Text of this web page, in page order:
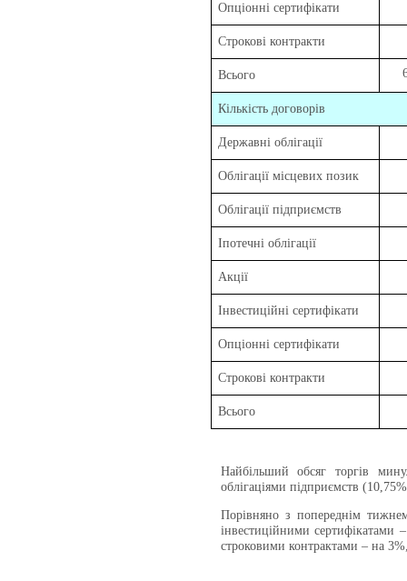
Опціонні сертифікати
Строкові контракти
Всього
Кількість договорів
Державні облігації
Облігації місцевих позик
Облігації підприємств
Іпотечні облігації
Акції
Інвестиційні сертифікати
Опціонні сертифікати
Строкові контракти
Всього
Найбільший обсяг торгів
облігаціями підприємств
Порівняно з попереднім
інвестиційними сертифікатами
строковими контрактами – на